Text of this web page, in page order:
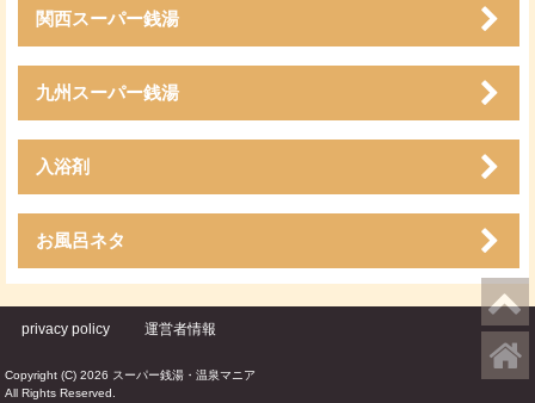
関西スーパー銭湯
九州スーパー銭湯
入浴剤
お風呂ネタ
privacy policy 運営者情報
Copyright (C) 2026 スーパー銭湯・温泉マニア
All Rights Reserved.